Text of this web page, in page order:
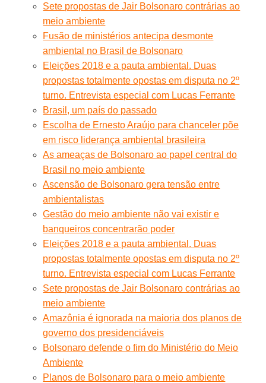
Sete propostas de Jair Bolsonaro contrárias ao
meio ambiente
Fusão de ministérios antecipa desmonte
ambiental no Brasil de Bolsonaro
Eleições 2018 e a pauta ambiental. Duas
propostas totalmente opostas em disputa no 2º
turno. Entrevista especial com Lucas Ferrante
Brasil, um país do passado
Escolha de Ernesto Araújo para chanceler põe
em risco liderança ambiental brasileira
As ameaças de Bolsonaro ao papel central do
Brasil no meio ambiente
Ascensão de Bolsonaro gera tensão entre
ambientalistas
Gestão do meio ambiente não vai existir e
banqueiros concentrarão poder
Eleições 2018 e a pauta ambiental. Duas
propostas totalmente opostas em disputa no 2º
turno. Entrevista especial com Lucas Ferrante
Sete propostas de Jair Bolsonaro contrárias ao
meio ambiente
Amazônia é ignorada na maioria dos planos de
governo dos presidenciáveis
Bolsonaro defende o fim do Ministério do Meio
Ambiente
Planos de Bolsonaro para o meio ambiente